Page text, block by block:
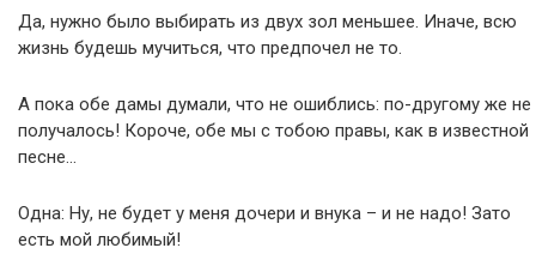
Да, нужно было выбирать из двух зол меньшее. Иначе, всю
жизнь будешь мучиться, что предпочел не то.
А пока обе дамы думали, что не ошиблись: по-другому же не
получалось! Короче, обе мы с тобою правы, как в известной
песне…
Одна: Ну, не будет у меня дочери и внука – и не надо! Зато
есть мой любимый!